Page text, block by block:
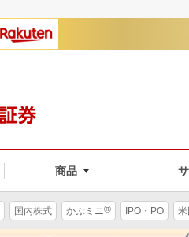
商品
国内株式 かぶミニ® IPO・PO